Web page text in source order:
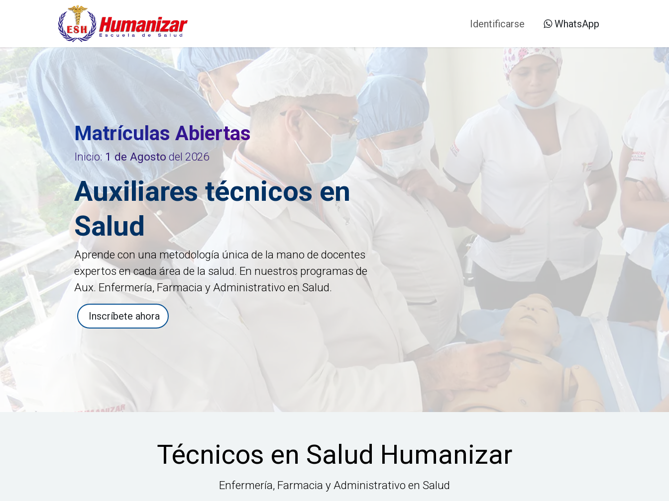
Identificarse WhatsApp​
Matrículas Abiertas
Inicio: 1 de Agosto del 2026
Auxiliares ​técnicos en
Salud
Aprende con una metodología única de la mano de docentes
expertos en cada área de la salud. En nuestros programas de
Aux. Enfermería, Farmacia y Administrativo en Salud.
I Inscríbete ahora
Técnicos en Salud Humanizar
Enfermería, Farmacia y Administrativo en Salud